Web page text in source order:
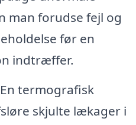
man forudse fejl og
før en
indtræffer.
En termografisk
skjulte lækager i